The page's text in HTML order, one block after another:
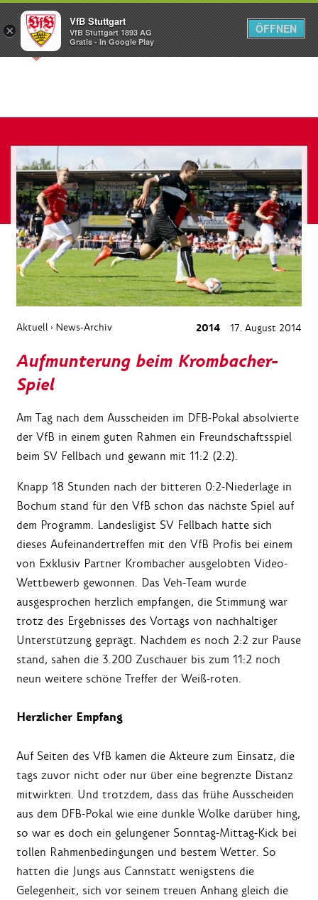
Menü
Aktuell › News-Archiv 2014 17. August 2014
Aufmunterung beim Krombacher-
Spiel
Am Tag nach dem Ausscheiden im DFB-Pokal absolvierte
der VfB in einem guten Rahmen ein Freundschaftsspiel
beim SV Fellbach und gewann mit 11:2 (2:2).
Knapp 18 Stunden nach der bitteren 0:2-Niederlage in
Bochum stand für den VfB schon das nächste Spiel auf
dem Programm. Landesligist SV Fellbach hatte sich
dieses Aufeinandertreffen mit den VfB Profis bei einem
von Exklusiv Partner Krombacher ausgelobten Video-
Wettbewerb gewonnen. Das Veh-Team wurde
ausgesprochen herzlich empfangen, die Stimmung war
trotz des Ergebnisses des Vortags von nachhaltiger
Unterstützung geprägt. Nachdem es noch 2:2 zur Pause
stand, sahen die 3.200 Zuschauer bis zum 11:2 noch
neun weitere schöne Treffer der Weiß-roten.
Herzlicher Empfang
Auf Seiten des VfB kamen die Akteure zum Einsatz, die
tags zuvor nicht oder nur über eine begrenzte Distanz
mitwirkten. Und trotzdem, dass das frühe Ausscheiden
aus dem DFB-Pokal wie eine dunkle Wolke darüber hing,
so war es doch ein gelungener Sonntag-Mittag-Kick bei
tollen Rahmenbedingungen und bestem Wetter. So
hatten die Jungs aus Cannstatt wenigstens die
Gelegenheit, sich vor seinem treuen Anhang gleich die
×
VfB Stuttgart
VfB Stuttgart 1893 AG
Gratis - In Google Play
ÖFFNEN